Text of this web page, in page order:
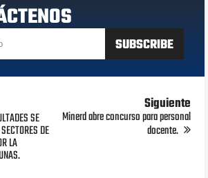
SE
DE
LA
Siguiente
Minerd abre concurso para personal
docente.